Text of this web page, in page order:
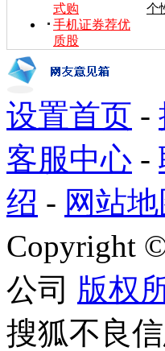
式购
个
手机证券荐优
质股
设置首页 -
客服中心 -
绍 - 网站地
Copyright
公司 版权
搜狐不良